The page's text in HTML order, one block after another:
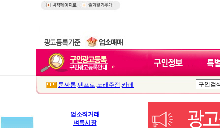
룸싸롱,텐프로,노래주점 ,카페
업소직거래
벼룩시장